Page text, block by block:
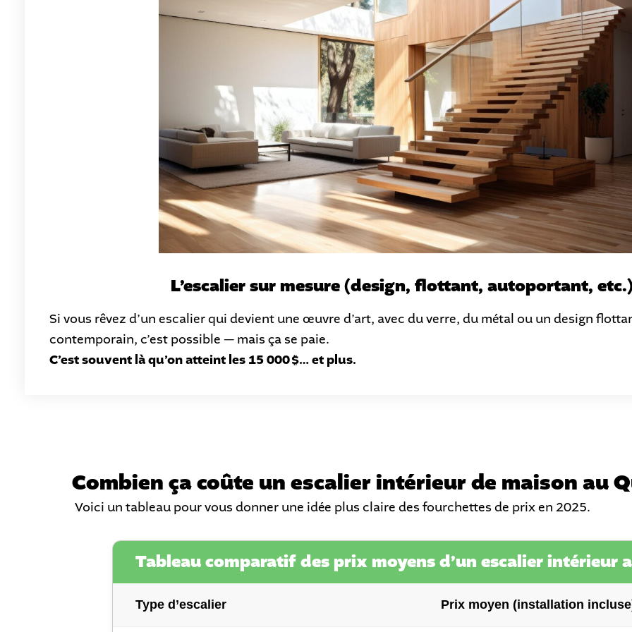
L’escalier sur mesure (design, flottant, autoportant,
Si vous rêvez d’un escalier qui devient une œuvre d’art, avec du verre, du métal ou un design
contemporain, c’est possible — mais ça se paie.
C’est souvent là qu’on atteint les 15 000 $… et plus.
Combien ça coûte un escalier intérieur de maison au
Voici un tableau pour vous donner une idée plus claire des fourchettes de prix en 2025.
Tableau comparatif des prix moyens d’un escalier intérieur
Type d’escalier Prix moyen (installation